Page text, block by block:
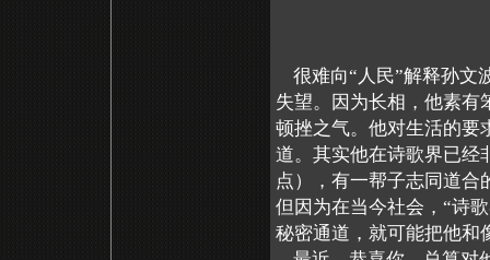
很难向“人民”解释孙文
失望。因为长相，他素有
顿挫之气。他对生活的要
道。其实他在诗歌界已经
点），有一帮子志同道合
但因为在当今社会，“诗
秘密通道，就可能把他和